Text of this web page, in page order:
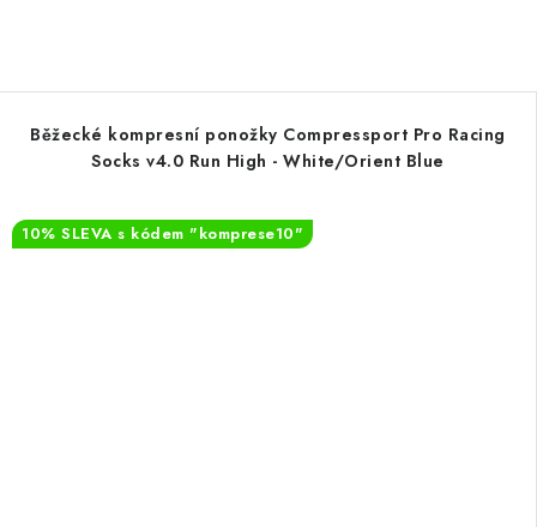
Běžecké kompresní ponožky Compressport Pro Racing
Socks v4.0 Run High - White/Orient Blue
10% SLEVA s kódem "komprese10"